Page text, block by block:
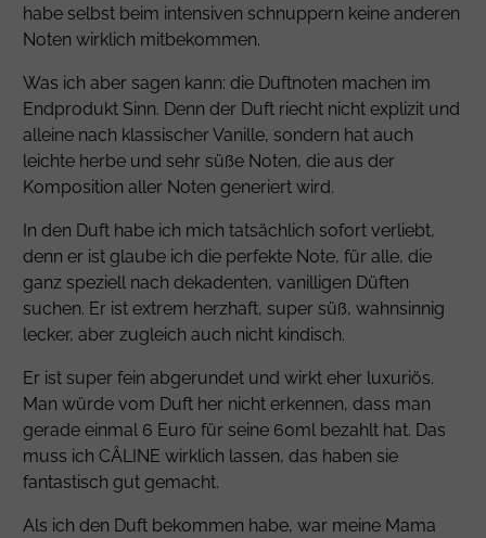
habe selbst beim intensiven schnuppern keine anderen
Noten wirklich mitbekommen.
Was ich aber sagen kann: die Duftnoten machen im
Endprodukt Sinn. Denn der Duft riecht nicht explizit und
alleine nach klassischer Vanille, sondern hat auch
leichte herbe und sehr süße Noten, die aus der
Komposition aller Noten generiert wird.
In den Duft habe ich mich tatsächlich sofort verliebt,
denn er ist glaube ich die perfekte Note, für alle, die
ganz speziell nach dekadenten, vanilligen Düften
suchen. Er ist extrem herzhaft, super süß, wahnsinnig
lecker, aber zugleich auch nicht kindisch.
Er ist super fein abgerundet und wirkt eher luxuriös.
Man würde vom Duft her nicht erkennen, dass man
gerade einmal 6 Euro für seine 60ml bezahlt hat. Das
muss ich CÂLINE wirklich lassen, das haben sie
fantastisch gut gemacht.
Als ich den Duft bekommen habe, war meine Mama